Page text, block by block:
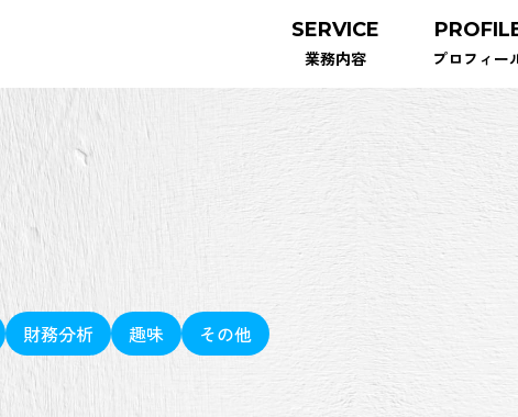
SERVICE
業務内容 プロフィー
財務分析 趣味 その他